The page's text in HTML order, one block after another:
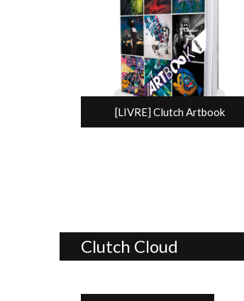
[LIVRE] Clutch Artbook
Clutch Cloud